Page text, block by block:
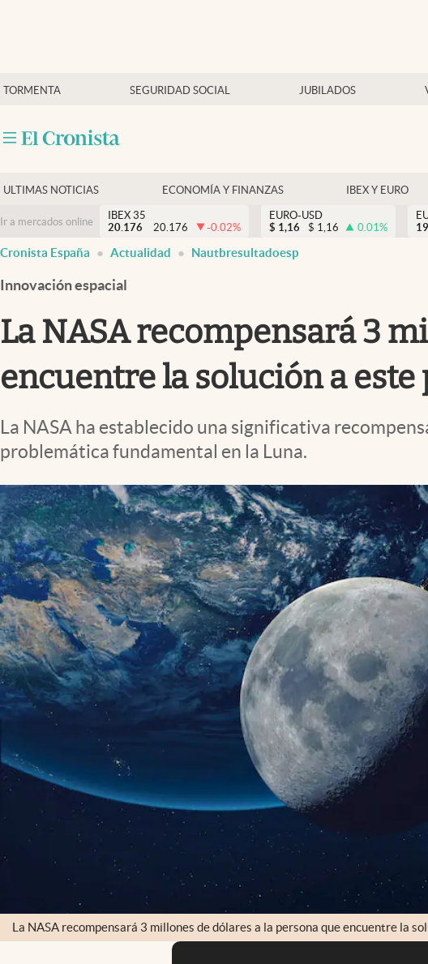
TORMENTA SEGURIDAD SOCIAL JUBILADOS
Economía y finanzas
Criptomonedas
ULTIMAS NOTICIAS ECONOMÍA Y FINANZAS IBEX Y EURO
Ir a mercados online
IBEX 35
20.176
20.176 -0.02%
EURO-USD
$ 1,16 $ 1,16 0.01%
Cronista España Actualidad Nautbresultadoesp
Innovación espacial
La NASA recompensará 3
encuentre la solución a
La NASA ha establecido una significativa
problemática fundamental en la Luna.
La NASA recompensará 3 millones de dólares a la persona que encuentre la